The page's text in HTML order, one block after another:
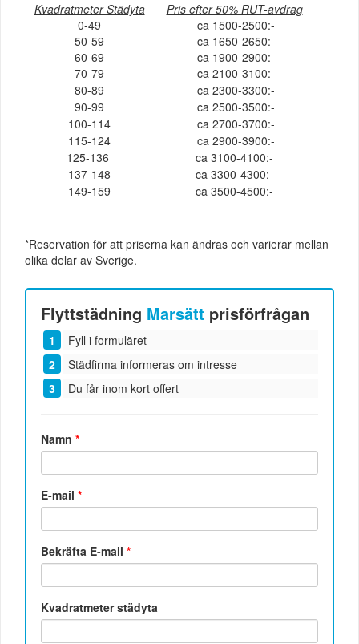
Kvadratmeter Städyta
Pris efter 50% RUT-avdrag
0-49
ca 1500-2500:-
50-59
ca 1650-2650:-
60-69
ca 1900-2900:-
70-79
ca 2100-3100:-
80-89
ca 2300-3300:-
90-99
ca 2500-3500:-
100-114
ca 2700-3700:-
115-124
ca 2900-3900:-
125-136
ca 3100-4100:-
137-148
ca 3300-4300:-
149-159
ca 3500-4500:-
*Reservation för att priserna kan ändras och varierar mellan
olika delar av Sverige.
Flyttstädning Marsätt prisförfrågan
Fyll i formuläret
Städfirma informeras om intresse
Du får inom kort offert
Namn*
E-mail*
Bekräfta E-mail*
Kvadratmeter städyta